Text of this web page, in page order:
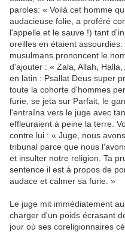
paroles: « Voilà cet homme
audacieuse folie, a proféré
l'appelle et le sauve !) tant
oreilles en étaient
musulmans prononcent le
d'ajouter : « Zala, Allah,
en latin : Psallat Deus super
toute la cohorte d'hommes
furie, se jeta sur Parfait, le
l'entraîna vers le juge avec
effleuraient à peine la terre.
contre lui : « Juge, nous
tribunal parce que nous
et insulter notre religion. Ta
sentence il est à propos de
audace et calmer sa furie. »
Le juge mit immédiatement
charger d'un poids écrasant
jour où ses coreligionnaires